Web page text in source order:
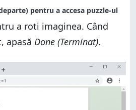
a roti imaginea. Când
apasă Done (Terminat).